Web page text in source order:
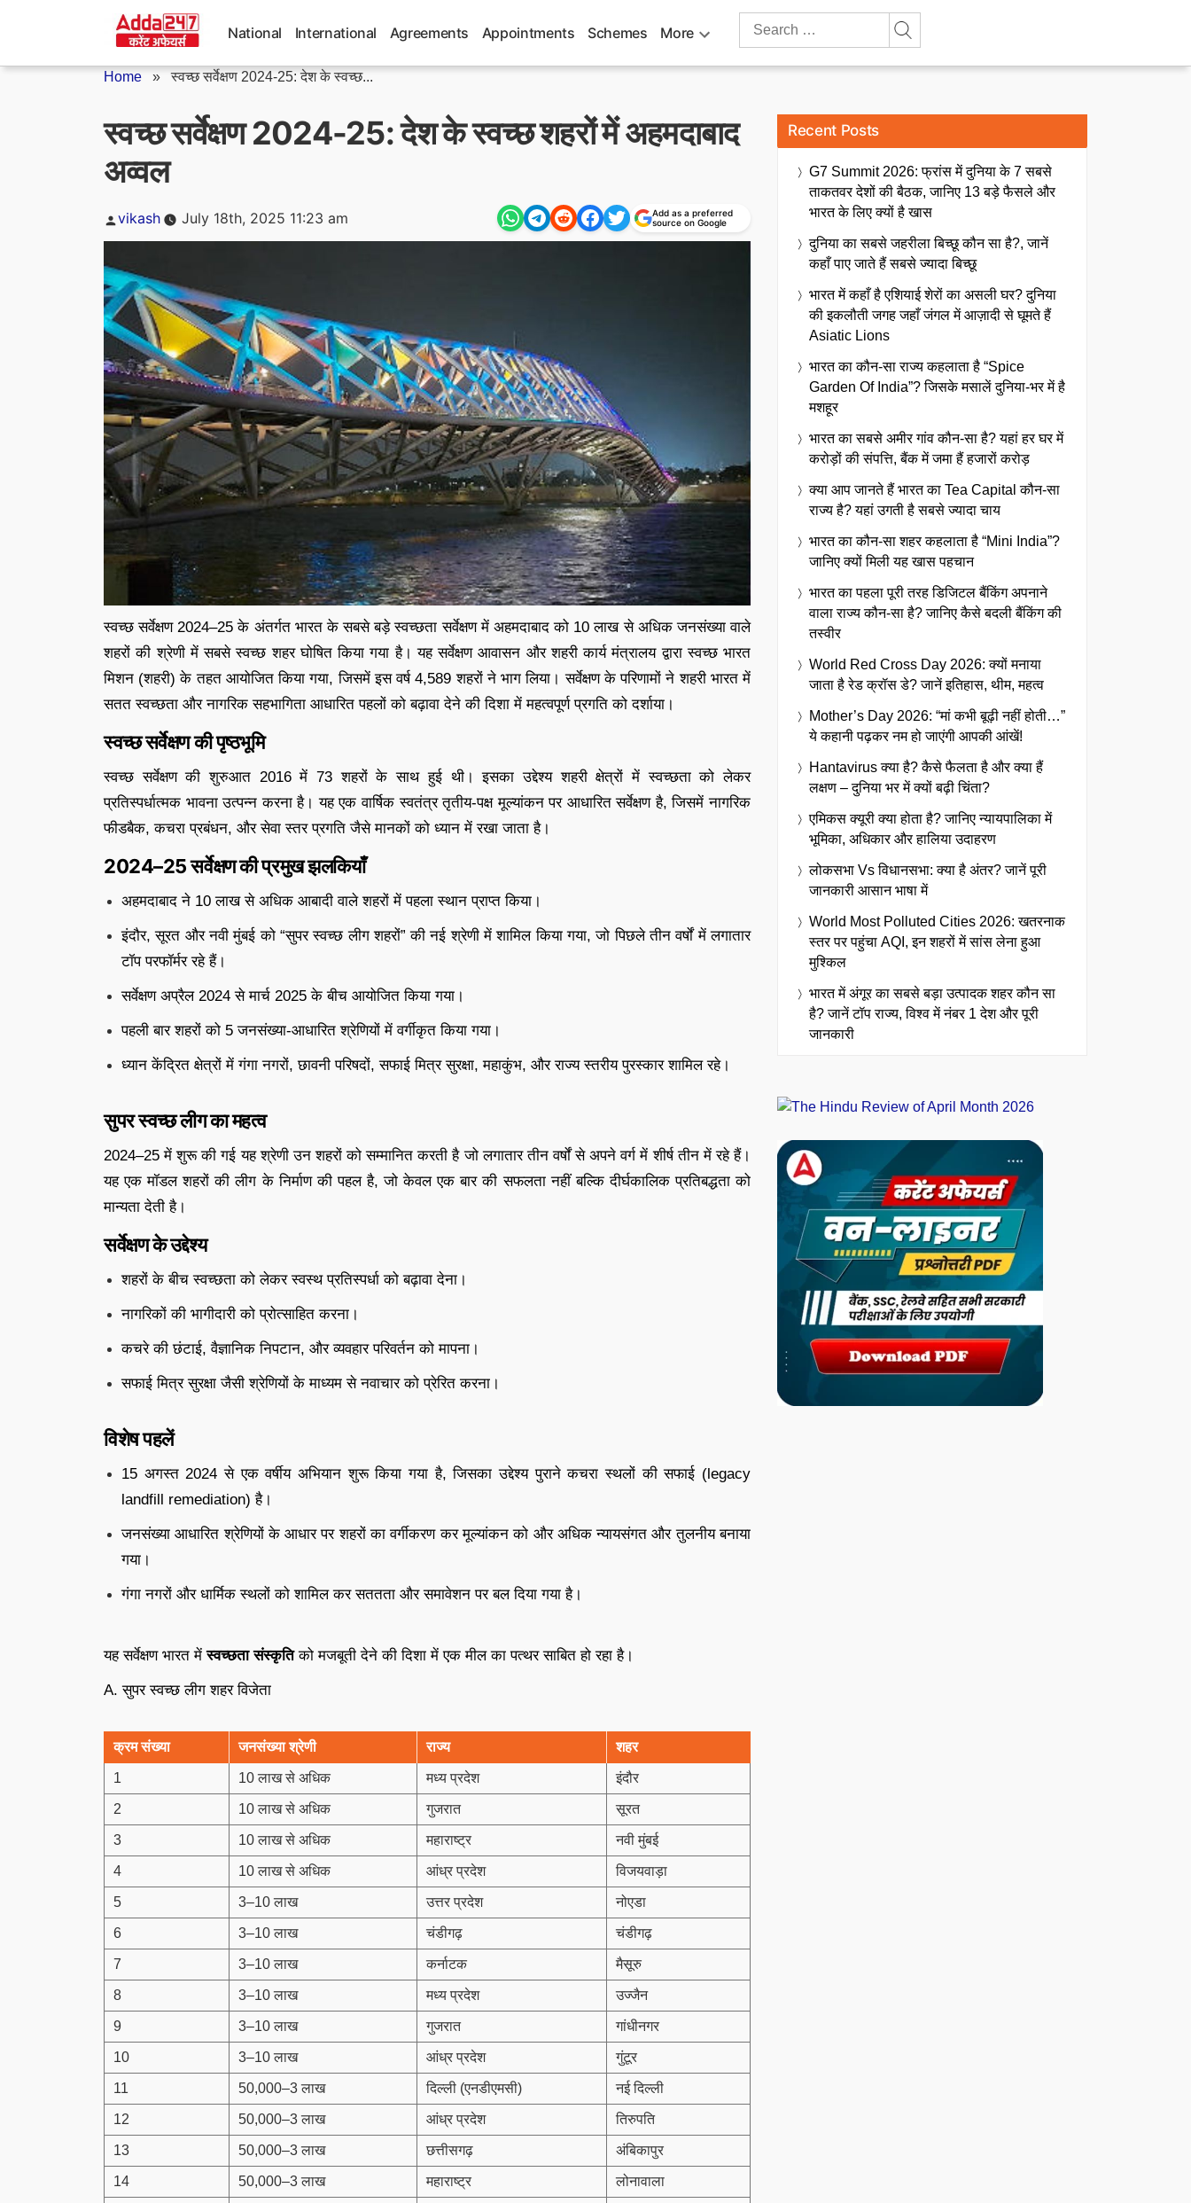
National International Agreements Appointments Schemes More
Search
Home »स्वच्छ सर्वेक्षण 2024-25: देश के स्वच्छ...
स्वच्छ सर्वेक्षण 2024-25: देश के स्वच्छ शहरों में अहमदाबाद
अव्वल
Posted
vikash July 18th, 2025 11:23 am
Add as a preferred
source on Google
स्वच्छ सर्वेक्षण 2024–25 के अंतर्गत भारत के सबसे बड़े स्वच्छता सर्वेक्षण में अहमदाबाद को 10 लाख से अधिक जनसंख्या वाले
शहरों की श्रेणी में सबसे स्वच्छ शहर घोषित किया गया है। यह सर्वेक्षण आवासन और शहरी कार्य मंत्रालय द्वारा स्वच्छ भारत
मिशन (शहरी) के तहत आयोजित किया गया, जिसमें इस वर्ष 4,589 शहरों ने भाग लिया। सर्वेक्षण के परिणामों ने शहरी भारत में
सतत स्वच्छता और नागरिक सहभागिता आधारित पहलों को बढ़ावा देने की दिशा में महत्वपूर्ण प्रगति को दर्शाया।
स्वच्छ सर्वेक्षण की पृष्ठभूमि
स्वच्छ सर्वेक्षण की शुरुआत 2016 में 73 शहरों के साथ हुई थी। इसका उद्देश्य शहरी क्षेत्रों में स्वच्छता को लेकर
प्रतिस्पर्धात्मक भावना उत्पन्न करना है। यह एक वार्षिक स्वतंत्र तृतीय-पक्ष मूल्यांकन पर आधारित सर्वेक्षण है, जिसमें नागरिक
फीडबैक, कचरा प्रबंधन, और सेवा स्तर प्रगति जैसे मानकों को ध्यान में रखा जाता है।
2024–25 सर्वेक्षण की प्रमुख झलकियाँ
अहमदाबाद ने 10 लाख से अधिक आबादी वाले शहरों में पहला स्थान प्राप्त किया।
इंदौर, सूरत और नवी मुंबई को “सुपर स्वच्छ लीग शहरों” की नई श्रेणी में शामिल किया गया, जो पिछले तीन वर्षों में लगातार
टॉप परफॉर्मर रहे हैं।
सर्वेक्षण अप्रैल 2024 से मार्च 2025 के बीच आयोजित किया गया।
पहली बार शहरों को 5 जनसंख्या-आधारित श्रेणियों में वर्गीकृत किया गया।
ध्यान केंद्रित क्षेत्रों में गंगा नगरों, छावनी परिषदों, सफाई मित्र सुरक्षा, महाकुंभ, और राज्य स्तरीय पुरस्कार शामिल रहे।
सुपर स्वच्छ लीग का महत्व
2024–25 में शुरू की गई यह श्रेणी उन शहरों को सम्मानित करती है जो लगातार तीन वर्षों से अपने वर्ग में शीर्ष तीन में रहे हैं।
यह एक मॉडल शहरों की लीग के निर्माण की पहल है, जो केवल एक बार की सफलता नहीं बल्कि दीर्घकालिक प्रतिबद्धता को
मान्यता देती है।
सर्वेक्षण के उद्देश्य
शहरों के बीच स्वच्छता को लेकर स्वस्थ प्रतिस्पर्धा को बढ़ावा देना।
नागरिकों की भागीदारी को प्रोत्साहित करना।
कचरे की छंटाई, वैज्ञानिक निपटान, और व्यवहार परिवर्तन को मापना।
सफाई मित्र सुरक्षा जैसी श्रेणियों के माध्यम से नवाचार को प्रेरित करना।
विशेष पहलें
15 अगस्त 2024 से एक वर्षीय अभियान शुरू किया गया है, जिसका उद्देश्य पुराने कचरा स्थलों की सफाई (legacy
landfill remediation) है।
जनसंख्या आधारित श्रेणियों के आधार पर शहरों का वर्गीकरण कर मूल्यांकन को और अधिक न्यायसंगत और तुलनीय बनाया
गया।
गंगा नगरों और धार्मिक स्थलों को शामिल कर सततता और समावेशन पर बल दिया गया है।
यह सर्वेक्षण भारत मेंस्वच्छता संस्कृतिको मजबूती देने की दिशा में एक मील का पत्थर साबित हो रहा है।
A. सुपर स्वच्छ लीग शहर विजेता
क्रम संख्या जनसंख्या श्रेणी राज्य शहर
1 10 लाख से अधिक मध्य प्रदेश इंदौर
2 10 लाख से अधिक गुजरात सूरत
3 10 लाख से अधिक महाराष्ट्र नवी मुंबई
4 10 लाख से अधिक आंध्र प्रदेश विजयवाड़ा
5 3–10 लाख उत्तर प्रदेश नोएडा
6 3–10 लाख चंडीगढ़ चंडीगढ़
7 3–10 लाख कर्नाटक मैसूरु
8 3–10 लाख मध्य प्रदेश उज्जैन
9 3–10 लाख गुजरात गांधीनगर
10 3–10 लाख आंध्र प्रदेश गुंटूर
11 50,000–3 लाख दिल्ली (एनडीएमसी) नई दिल्ली
12 50,000–3 लाख आंध्र प्रदेश तिरुपति
13 50,000–3 लाख छत्तीसगढ़ अंबिकापुर
14 50,000–3 लाख महाराष्ट्र लोनावाला
Recent Posts
G7 Summit 2026: फ्रांस में दुनिया के 7 सबसे
ताकतवर देशों की बैठक, जानिए 13 बड़े फैसले और
भारत के लिए क्यों है खास
दुनिया का सबसे जहरीला बिच्छू कौन सा है?, जानें
कहाँ पाए जाते हैं सबसे ज्यादा बिच्छू
भारत में कहाँ है एशियाई शेरों का असली घर? दुनिया
की इकलौती जगह जहाँ जंगल में आज़ादी से घूमते हैं
Asiatic Lions
भारत का कौन-सा राज्य कहलाता है “Spice
Garden Of India”? जिसके मसालें दुनिया-भर में है
मशहूर
भारत का सबसे अमीर गांव कौन-सा है? यहां हर घर में
करोड़ों की संपत्ति, बैंक में जमा हैं हजारों करोड़
क्या आप जानते हैं भारत का Tea Capital कौन-सा
राज्य है? यहां उगती है सबसे ज्यादा चाय
भारत का कौन-सा शहर कहलाता है “Mini India”?
जानिए क्यों मिली यह खास पहचान
भारत का पहला पूरी तरह डिजिटल बैंकिंग अपनाने
वाला राज्य कौन-सा है? जानिए कैसे बदली बैंकिंग की
तस्वीर
World Red Cross Day 2026: क्यों मनाया
जाता है रेड क्रॉस डे? जानें इतिहास, थीम, महत्व
Mother’s Day 2026: “मां कभी बूढ़ी नहीं होती…”
ये कहानी पढ़कर नम हो जाएंगी आपकी आंखें!
Hantavirus क्या है? कैसे फैलता है और क्या हैं
लक्षण – दुनिया भर में क्यों बढ़ी चिंता?
एमिकस क्यूरी क्या होता है? जानिए न्यायपालिका में
भूमिका, अधिकार और हालिया उदाहरण
लोकसभा Vs विधानसभा: क्या है अंतर? जानें पूरी
जानकारी आसान भाषा में
World Most Polluted Cities 2026: खतरनाक
स्तर पर पहुंचा AQI, इन शहरों में सांस लेना हुआ
मुश्किल
भारत में अंगूर का सबसे बड़ा उत्पादक शहर कौन सा
है? जानें टॉप राज्य, विश्व में नंबर 1 देश और पूरी
जानकारी